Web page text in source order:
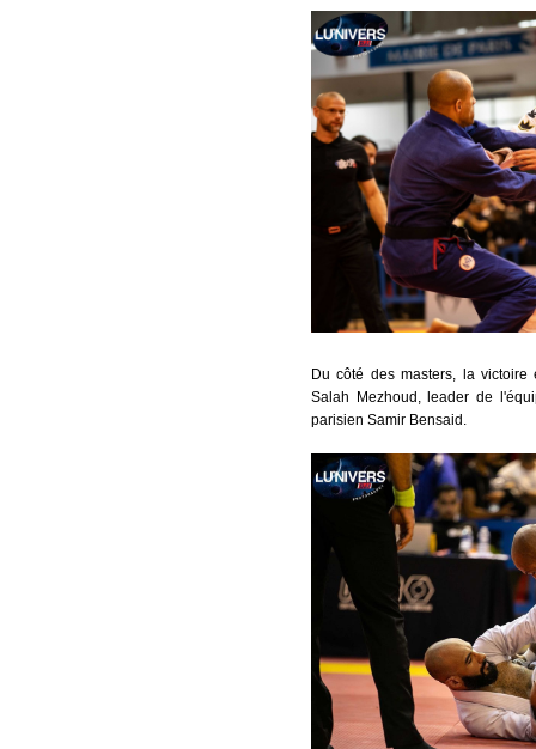
Du côté des masters, la victoire
Salah Mezhoud, leader de
parisien Samir Bensaid.